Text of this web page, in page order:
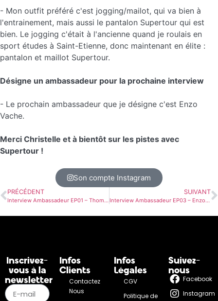
- Mon outfit préféré c'est jogging/mailot, qui va bien à
l'entrainement, mais aussi le pantalon Supertour qui est
bien. Le jogging c'était à l'ancienne quand je roulais en
sport études à Saint-Etienne, donc maintenant en élite :
pantalon et maillot Supertour.
Désigne un ambassadeur pour la prochaine interview
- Le prochain ambassadeur que je désigne c'est Enzo
Vache.
Merci Christelle et à bientôt sur les pistes avec
Supertour !
Son compte Instagram
PRÉCÉDENT
Interview Ambassadeur EP01 – Thomas Jouve
SUIVANT
Interview Ambassadeur EP03 – Enzo Vache
Inscrivez-
vous à la
newsletter
Infos
Clients
Contactez
Nous
Infos
Légales
CGV
Politique de
Suivez-
nous
Facebook
Instagram